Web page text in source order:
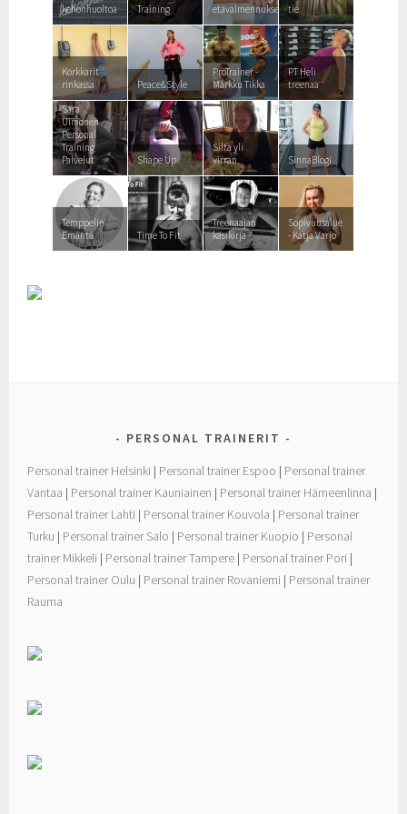
kehonhuoltoa
Training
etävalmennuksestatie
Korkkarit
rinkassa
Peace&Style
ProTrainer -
Márkku Tikka
PT Heli
treenaa
Sara
Uimonen
Personal
Training
Palvelut
Shape Up
Silta yli
virran
SinnaBlogi
Temppelin
Emäntä
Time To Fit
Treenaajan
käsikirja
Sopivuusalue
- Katja Varjo
PERSONAL TRAINERIT
Personal trainer Helsinki | Personal trainer Espoo | Personal trainer
Vantaa | Personal trainer Kauniainen | Personal trainer Hämeenlinna |
Personal trainer Lahti | Personal trainer Kouvola | Personal trainer
Turku | Personal trainer Salo | Personal trainer Kuopio | Personal
trainer Mikkeli | Personal trainer Tampere | Personal trainer Pori |
Personal trainer Oulu | Personal trainer Rovaniemi | Personal trainer
Rauma